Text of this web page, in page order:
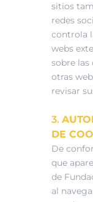
sitios
redes
controla
webs
sobre las
otras
revisar
3.
DE
De
que
de
al